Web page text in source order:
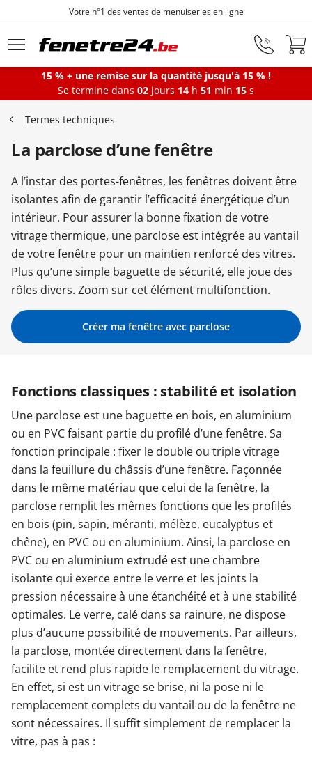
Aller au contenu principal
Votre n°1 des ventes de menuiseries en ligne
Fenêtres
Portes-fenêtres
Baies vitrées
Portes d'entrée
Protections solaires
Garages & Carports
Clôtures et portails
M'identifier
Conseils gratuits
15 % + une remise sur la quantité jusqu'à 15 % !
Se termine dans 02 jours 14 h 51 min 15 s
Termes techniques
La parclose d’une fenêtre
A l’instar des portes-fenêtres, les fenêtres doivent être
isolantes afin de garantir l’efficacité énergétique d’un
intérieur. Pour assurer la bonne fixation de votre
vitrage thermique, une parclose est intégrée au vantail
de votre fenêtre pour un maintien renforcé des vitres.
Plus qu’une simple baguette de sécurité, elle joue des
rôles divers. Zoom sur cet élément multifonction.
Créer ma fenêtre avec parclose
Fonctions classiques : stabilité et isolation
Une parclose est une baguette en bois, en aluminium
ou en PVC faisant partie du profilé d’une fenêtre. Sa
fonction principale : fixer le double ou triple vitrage
dans la feuillure du châssis d’une fenêtre. Façonnée
dans le même matériau que celui de la fenêtre, la
parclose remplit les mêmes fonctions que les profilés
en bois (pin, sapin, méranti, mélèze, eucalyptus et
chêne), en PVC ou en aluminium. Ainsi, la parclose en
PVC ou en aluminium extrudé est une chambre
isolante qui exerce entre le verre et les joints la
pression nécessaire à une étanchéité et à une stabilité
optimales. Le verre, calé dans sa rainure, ne dispose
plus d’aucune possibilité de mouvements. Par ailleurs,
la parclose, montée directement dans la fenêtre,
facilite et rend plus rapide le remplacement du vitrage.
En effet, si est un vitrage se brise, ni la pose ni le
remplacement complets du vantail ou de la fenêtre ne
sont nécessaires. Il suffit simplement de remplacer la
vitre, pas à pas :